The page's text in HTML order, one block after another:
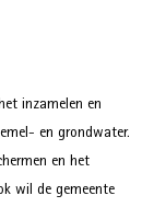
inzamelen en
en grondwater.
en het
wil de gemeente